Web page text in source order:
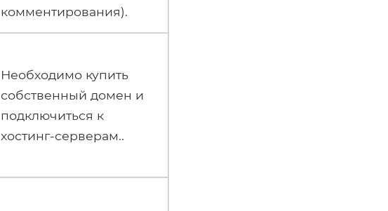
комментирования).
Необходимо купить
собственный домен и
подключиться к
хостинг-серверам..